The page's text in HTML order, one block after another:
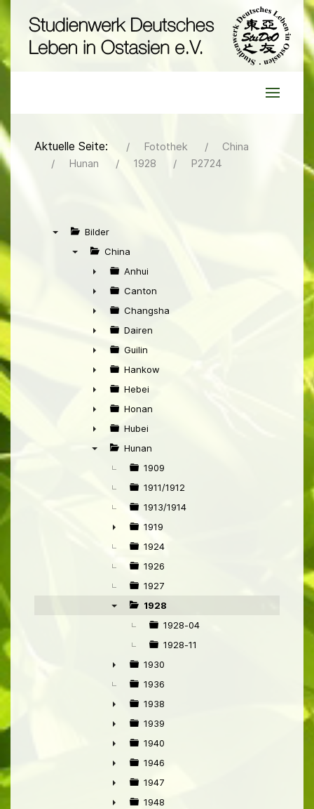
Aktuelle Seite: Fotothek
China
Hunan
1928 P2724
Bilder
China
►
Anhui
►
Canton
►
Changsha
►
Dairen
►
Guilin
►
Hankow
►
Hebei
►
Honan
►
Hubei
Hunan
1909
1911/1912
1913/1914
►
1919
1924
1926
1927
1928
1928-04
1928-11
►
1930
1936
►
1938
►
1939
►
1940
►
1946
►
1947
1948